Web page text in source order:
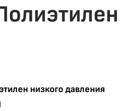
низкого давления